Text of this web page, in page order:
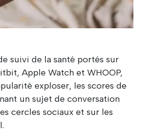
suivi de la santé portés sur
Apple Watch et WHOOP,
exploser, les scores de
un sujet de conversation
cercles sociaux et sur les